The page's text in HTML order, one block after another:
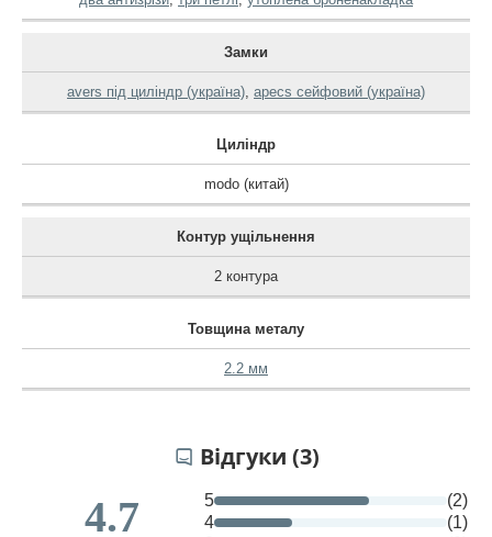
Замки
avers під циліндр (україна), apecs сейфовий (україна)
Циліндр
modo (китай)
Контур ущільнення
2 контура
Товщина металу
2.2 мм
Відгуки (3)
4.7 5
(2)
4
(1)